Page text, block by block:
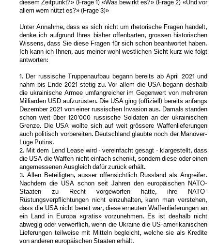
diesem Zeitpunkt?» (Frage 1) «Was bewirkt es?» (Frage 2) «Und vor
allem wem nützt es?» (Frage 3)»
Unter Annahme, dass es sich nicht um rhetorische Fragen handelt,
denke ich aufgrund Ihres bisher offenbarten, grossen historischen
Wissens, dass Sie diese Fragen für sich schon beantwortet haben.
Ich kann ich Ihnen, aus meiner wohl westlichen Sicht kurz wie folgt
antworten:
1. Der russische Truppenaufbau begann bereits ab April 2021 und
nahm bis Ende 2021 stetig zu. Vor allem die USA begann deshalb
die ukrainische Armee umfangreicher im Gegenwert von mehreren
Milliarden USD aufzurüsten. Die USA ging (offiziell) bereits anfangs
Dezember 2021 von einer russischen Invasion aus. Damals standen
schon weit über 120'000 russische Soldaten an der ukrainischen
Grenze. Die USA wollte sich auf weit grössere Waffenlieferungen
auch politisch vorbereiten. Deutschland glaubte noch der Manöver-
Lüge Putins.
2. Mit dem Lend Lease wird - vereinfacht gesagt - klargestellt, dass
die USA die Waffen nicht einfach schenkt, sondern diese oder einen
angemessenen Ausgleich dafür zurück erhält.
3. Allen Beteiligten, ausser offensichtlich Russland als Angreifer.
Nachdem die USA schon seit Jahren den europäischen NATO-
Staaten zu Recht vorgeworfen hatte, ihre NATO-
Rüstungsverpflichtungen nicht einzuhalten, kann man verstehen,
dass die USA nicht bereit war, diese erneuten Waffenlieferungen an
ein Land in Europa «gratis» vorzunehmen. Es ist deshalb nicht
abwegig oder verwerflich, wenn die Ukraine die US-amerikanischen
Lieferungen teilweise mit Mitteln begleicht, welche sie als Kredite
von anderen europäischen Staaten erhält.